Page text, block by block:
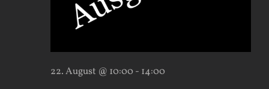
22. August @ 10:00- 14:00